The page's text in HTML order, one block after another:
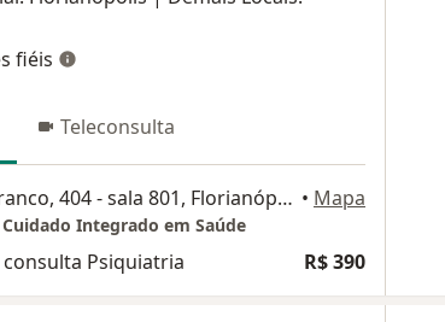
fiéis
Teleconsulta
Av. Rio Branco, 404 - sala 801, Florianópolis • Mapa
Cuidado Integrado em Saúde
Psiquiatria R$ 390